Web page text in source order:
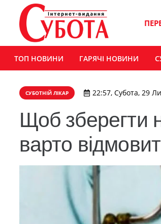
ТОП НОВИНИ ГАРЯЧІ НОВИНИ
СУБОТНІЙ ЛІКАР 22:57, Субота, 29
Щоб зберегти
варто